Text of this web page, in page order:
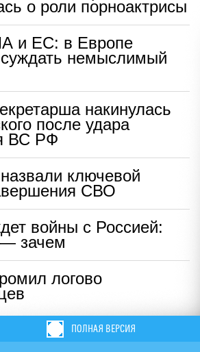
о роли порноактрисы
и ЕС: в Европе
немыслимый
накинулась
после удара
ВС РФ
ключевой
СВО
войны с Россией:
зачем
логово
ПОЛНАЯ ВЕРСИЯ